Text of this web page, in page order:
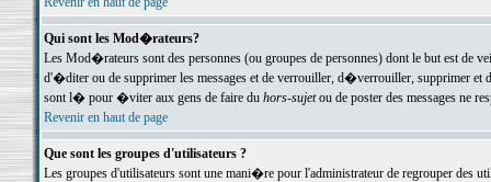
Qui sont les Mod�rateurs?
Les Mod�rateurs sont des personnes (ou groupes de personnes) dont le but est de
d'�diter ou de supprimer les messages et de verrouiller, d�verrouiller, supprimer
sont l� pour �viter aux gens de faire du hors-sujetou de poster des messages ne
Revenir en haut de page
Que sont les groupes d'utilisateurs ?
Les groupes d'utilisateurs sont une mani�re pour l'administrateur de regrouper des